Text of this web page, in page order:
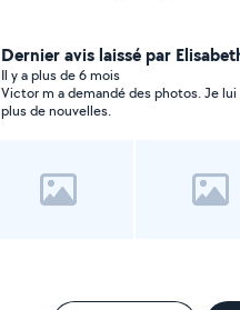
Dernier avis laissé par
Il y a plus de 6 mois
Victor m a demandé des photos. Je
plus de nouvelles.